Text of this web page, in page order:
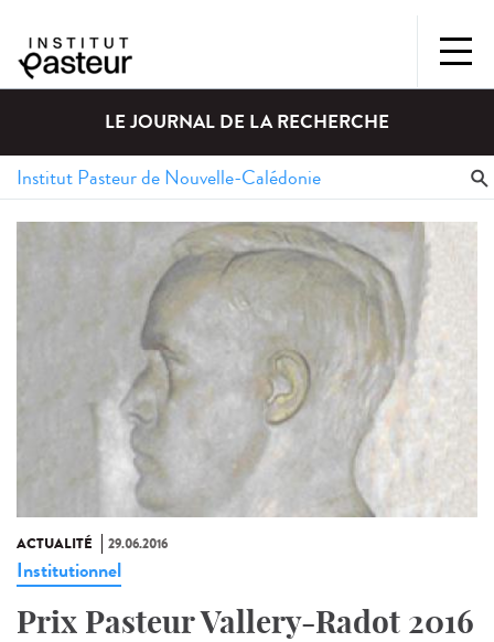
LE JOURNAL DE LA RECHERCHE
ACTUALITÉ 29.06.2016
Institutionnel
Prix Pasteur Vallery-Radot 2016